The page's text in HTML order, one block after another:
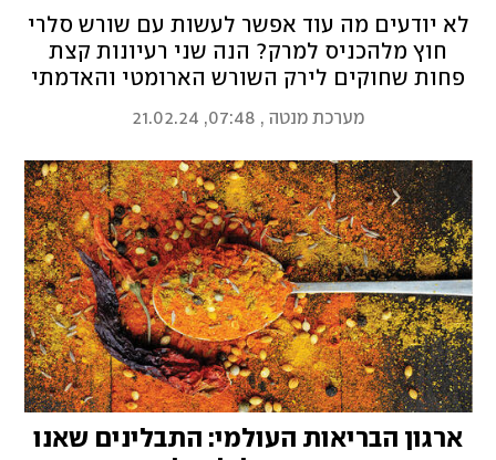
לא יודעים מה עוד אפשר לעשות עם שורש סלרי
חוץ מלהכניס למרק? הנה שני רעיונות קצת
פחות שחוקים לירק השורש הארומטי והאדמתי
סלרי־אגוזים ותבנית חורפית של שורשים
ולבבות צלויים עם פטרוזיליה, שום וליים. כנסו
למטבח ותתחילו לקלף!
מערכת מנטה,
07:48, 21.02.24
ארגון הבריאות העולמי: התבלינים שאנו